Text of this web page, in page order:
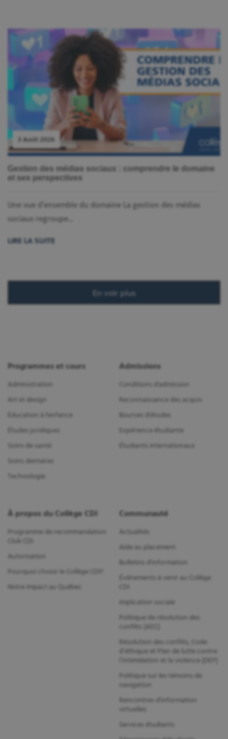
3 Août 2026
Gestion des médias sociaux : comprendre le domaine
et ses perspectives
Une vue d’ensemble du domaine La gestion des médias
sociaux regroupe...
LIRE LA SUITE
En voir plus
Programmes et cours
Administration
Art et design
Éducation à l'enfance
Études juridiques
Soins de santé
Soins dentaires
Technologie
Admissions
Conditions d'admission
Reconnaissance des acquis
Bourses d'études
Expérience étudiante
Étudiants internationaux
À propos du Collège CDI
Programme de recommandation
Club CDI
Autorisation
Pourquoi choisir le Collège CDI?
Notre impact au Québec
Communauté
Actualités
Aide au placement
Bulletins d'information
Événements à venir au Collège
CDI
Implication sociale
Politique de résolution des
conflits (AEC)
Résolution des conflits, Code
d’éthique et Plan de lutte contre
l’intimidation et la violence (DEP)
Politique sur les témoins de
navigation
Rencontres d'information
virtuelles
Services étudiants